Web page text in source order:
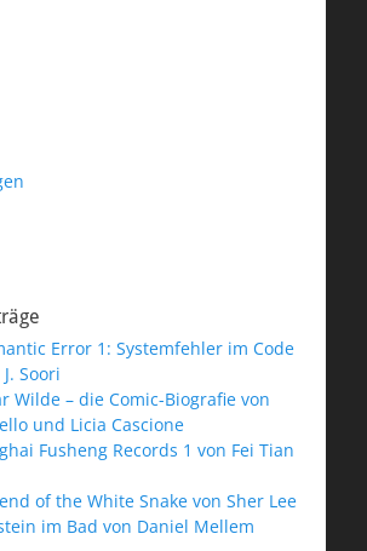
Error 1: Systemfehler im Code
Soori
Wilde – die Comic-Biografie von
und Licia Cascione
Fusheng Records 1 von Fei Tian
of the White Snake von Sher Lee
im Bad von Daniel Mellem